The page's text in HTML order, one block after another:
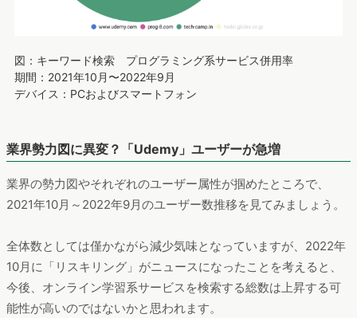
図：キーワード検索 プログラミング系サービス併用率
期間：2021年10月〜2022年9月
デバイス：PCおよびスマートフォン
業界勢力図に異変？「Udemy」ユーザーが急増
業界の勢力図やそれぞれのユーザー属性が掴めたところで、
2021年10月～2022年9月のユーザー数推移を見てみましょう。
全体数としては僅かながら減少気味となっていますが、2022年
10月に「リスキリング」がニュースになったことを考えると、
今後、オンライン学習系サービスを検索する総数は上昇する可
能性が高いのではないかと思われます。